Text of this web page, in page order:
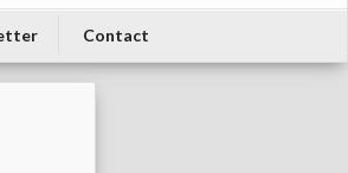
Contact